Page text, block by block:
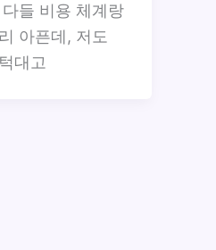
들 비용 체계랑
아픈데, 저도
대고